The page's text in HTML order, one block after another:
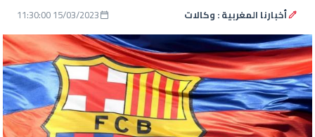
أخبارنا المغربية : وكالات 15/03/2023 11:30:00